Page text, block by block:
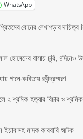
WhatsApp
বোনের লেখাপড়ার দায়িত্ব
হোসেনের বাসায় চুরি, ৪দিনেও
গানে-কবিতায় রবীন্দ্রস্মরণ
২ শ্রমিক হত্যার বিচার ও
ইয়াবাসহ মাদক কারবারি আটক